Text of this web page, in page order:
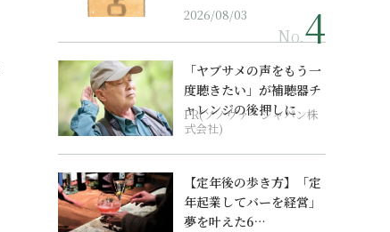
2026/08/03
No.
「ヤブサメの声をもう一
度聴きたい」が補聴器チ
ャレンジの後押しに
PR(ソノヴァ・ジャパン株
式会社)
【定年後の歩き方】「定
年起業してバーを経営」
夢を叶えた6…